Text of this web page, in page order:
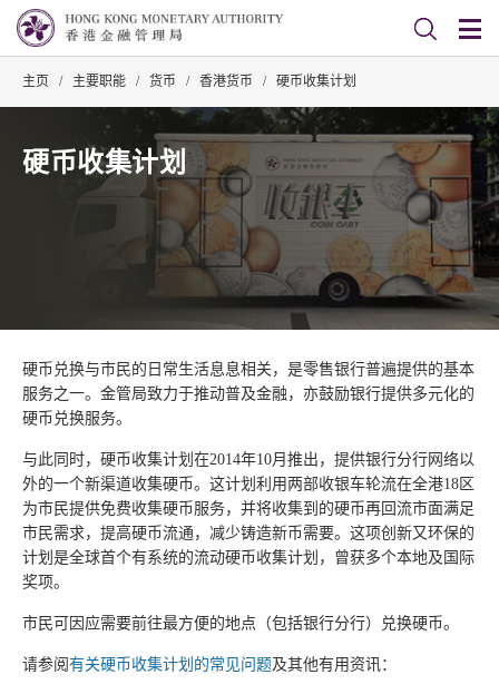
主页 / 主要职能 / 货币 / 香港货币 / 硬币收集计划
硬币收集计划
硬币兑换与市民的日常生活息息相关，是零售银行普遍提供的基本
服务之一。金管局致力于推动普及金融，亦鼓励银行提供多元化的
硬币兑换服务。
与此同时，硬币收集计划在2014年10月推出，提供银行分行网络以
外的一个新渠道收集硬币。这计划利用两部收银车轮流在全港18区
为市民提供免费收集硬币服务，并将收集到的硬币再回流市面满足
市民需求，提高硬币流通，减少铸造新币需要。这项创新又环保的
计划是全球首个有系统的流动硬币收集计划，曾获多个本地及国际
奖项。
市民可因应需要前往最方便的地点（包括银行分行）兑换硬币。
请参阅 有关硬币收集计划的常见问题及其他有用资讯：